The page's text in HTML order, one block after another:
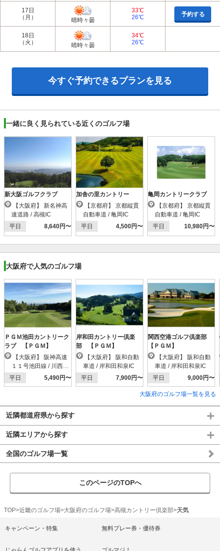
17日
（月）
晴時々曇
33℃
26℃
予約する
18日
（火）
晴時々曇
34℃
26℃
今すぐ予約できるプランを見る
一緒に良く見られている近くのゴルフ場
新大阪ゴルフクラブ
速道路 / 高槻IC
平日
8,640円〜
加舎の里カントリー
自動車道 / 亀岡IC
平日
4,500円〜
亀岡カントリークラブ
自動車道 / 亀岡IC
平日
10,980円〜
大阪府で人気のゴルフ場
ＰＧＭ池田カントリーク
ラブ 【ＰＧＭ】
１１号池田線 / 川西小
花IC
平日 5,490円〜
岸和田カントリー倶楽
部 【ＰＧＭ】
車道 / 岸和田和泉IC
平日
7,900円〜
関西空港ゴルフ倶楽部
【ＰＧＭ】
車道 / 岸和田和泉IC
平日
9,000円〜
大阪府のゴルフ場一覧を見る
近隣都道府県から探す
近隣エリアから探す
全国のゴルフ場一覧
このページのTOPへ
TOP 近畿のゴルフ場 大阪府のゴルフ場 高槻カントリー倶楽部 天気
キャンペーン・特集 無料プレー券・優待券